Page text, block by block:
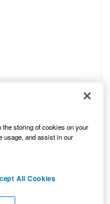
storing of cookies on your
usage, and assist in our
All Cookies